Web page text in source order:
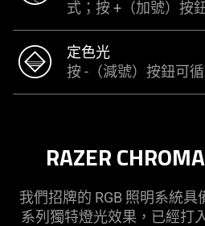
式；按 +（加號）按
定色光
按 -（減號）按鈕可
RAZER
我們招牌的 RGB 照明系統
系列獨特燈光效果，已經打